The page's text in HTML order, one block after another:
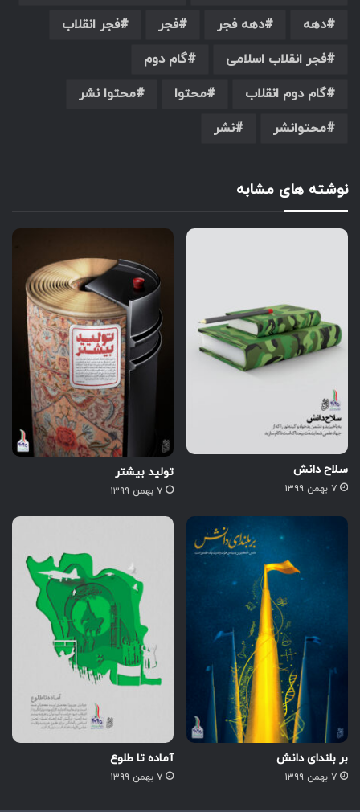
دهه
دهه فجر فجر
فجر انقلاب
فجر انقلاب اسلامی
گام دوم
گام دوم انقلاب
محتوا
محتوا نشر
محتوانشر
نشر
نوشته های مشابه
سلاح دانش
۷ بهمن ۱۳۹۹
تولید بیشتر
۷ بهمن ۱۳۹۹
بر بلندای دانش
۷ بهمن ۱۳۹۹
آماده تا طلوع
۷ بهمن ۱۳۹۹